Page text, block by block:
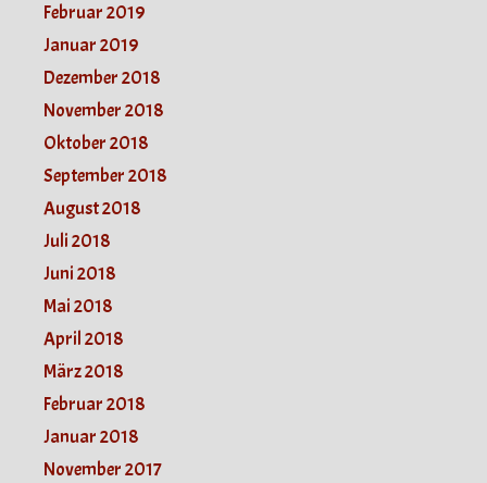
Februar 2019
Januar 2019
Dezember 2018
November 2018
Oktober 2018
September 2018
August 2018
Juli 2018
Juni 2018
Mai 2018
April 2018
März 2018
Februar 2018
Januar 2018
November 2017